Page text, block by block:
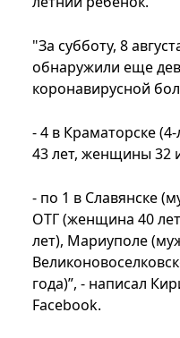
"За субботу, 8
обнаружили еще
коронавирусной
- 4 в Краматорске
43 лет, женщины 32
- по 1 в Славянске
ОТГ (женщина 40
лет), Мариуполе
года)”, - написал
Facebook.